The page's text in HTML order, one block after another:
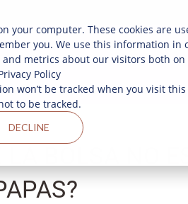
your computer. These cookies are
you. We use this information
metrics about our visitors both
Policy
won’t be tracked when you visit
to be tracked.
DECLINE
SOBRE